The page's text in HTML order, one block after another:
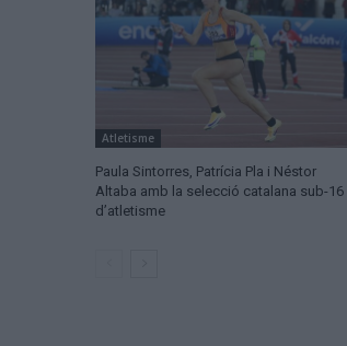
Atletisme
Paula Sintorres, Patrícia Pla i Néstor
Altaba amb la selecció catalana sub-16
d’atletisme